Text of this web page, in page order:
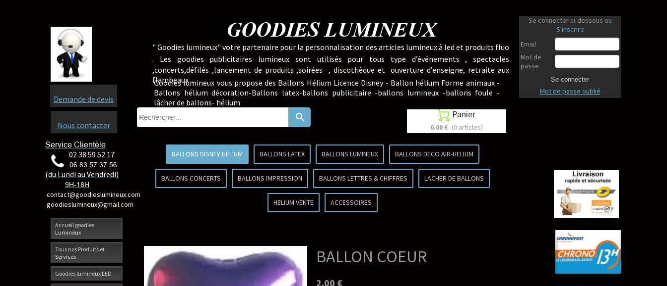
Accueil goodies
Lumineux
Tous nos Produits et
Services
Goodies lumineux LED
GOODIES LUMINEUX Se connecter ci-dessous ou
S'inscrire
Email
Mot de
passe
Se connecter
Mot de passe oublié
Service Clientèle
02 38 59 52 17
06 83 57 37 56
(du Lundi au Vendredi)
9H-18H
contact@goodieslumineux.com
goodieslumineux@gmail.com
Demande de devis
Nous contacter
" Goodies lumineux" votre partenaire pour la personnalisation des articles lumineux à led et produits fluo
. Les goodies publicitaires lumineux sont utilisés pour tous type d’événements , spectacles
,concerts,défilés ,lancement de produits ,soirées , discothèque et ouverture d’enseigne, retraite aux
flambeaux ...
Goodies lumineux vous propose des Ballons Hélium Licence Disney - Ballon hélium Forme animaux -
Ballons hélium décoration-Ballons latex-ballons publicitaire -ballons lumineux -ballons foule -
lâcher de ballons- hélium
search  Panier
0.00 € (0 articles)
BALLONS DISNEY HELIUM BALLONS LATEX BALLONS LUMINEUX BALLONS DECO AIR-HELIUM
BALLONS CONCERTS BALLONS IMPRESSION BALLONS LETTRES & CHIFFRES LACHER DE BALLONS
HELIUM VENTE ACCESSOIRES
BALLON COEUR
2.00 €